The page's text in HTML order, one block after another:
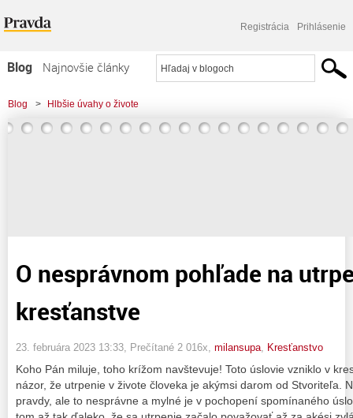
Registrácia Prihlásenie
Blog
Najnovšie články
Najčítanejšie články
Najkomentovanejšie články
Blog > Hlbšie úvahy o živote
> O nesprávnom pohľade na utrpenie v kresťanstve
O nesprávnom pohľade na
kresťanstve
23. februára 2023 13:33 , Prečítané 2 016x, milansupa Kresťanstvo
Koho Pán miluje, toho krížom navštevuje! Toto úslovie vzniklo v
názor, že utrpenie v živote človeka je akýmsi darom od Stvoriteľa.
pravdy, ale to nesprávne a mylné je v pochopení spomínaného